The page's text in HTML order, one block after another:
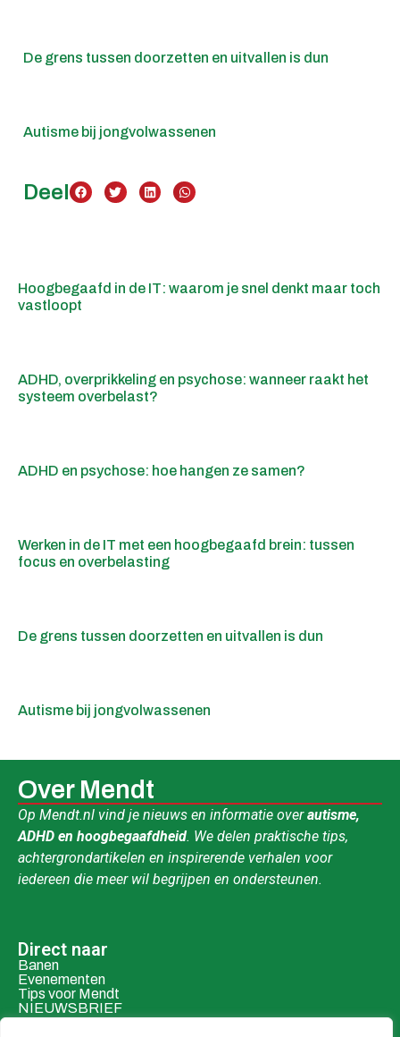
De grens tussen doorzetten en uitvallen is dun
Autisme bij jongvolwassenen
Deel
Hoogbegaafd in de IT: waarom je snel denkt maar toch
vastloopt
ADHD, overprikkeling en psychose: wanneer raakt het
systeem overbelast?
ADHD en psychose: hoe hangen ze samen?
Werken in de IT met een hoogbegaafd brein: tussen
focus en overbelasting
De grens tussen doorzetten en uitvallen is dun
Autisme bij jongvolwassenen
Over Mendt
Op Mendt.nl vind je nieuws en informatie overautisme,
ADHD en hoogbegaafdheid. We delen praktische tips,
achtergrondartikelen en inspirerende verhalen voor
iedereen die meer wil begrijpen en ondersteunen.
Direct naar
Banen
Evenementen
Tips voor Mendt
NIEUWSBRIEF